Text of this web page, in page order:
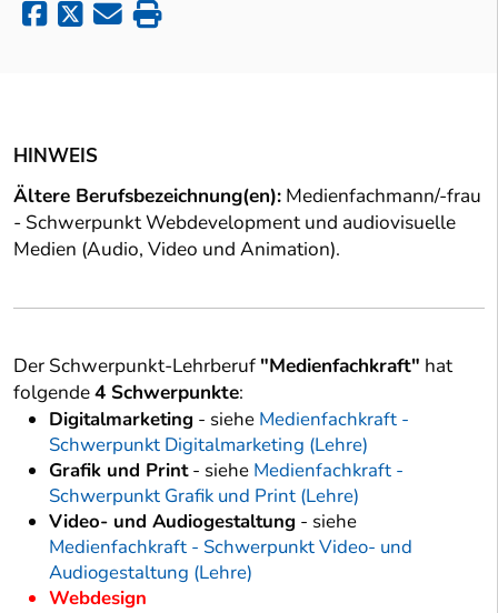
HINWEIS
Ältere Berufsbezeichnung(en): Medienfachmann/-frau
- Schwerpunkt Webdevelopment und audiovisuelle
Medien (Audio, Video und Animation).
Der Schwerpunkt-Lehrberuf "Medienfachkraft" hat
folgende4 Schwerpunkte:
Digitalmarketing - siehe Medienfachkraft -
Schwerpunkt Digitalmarketing (Lehre)
Grafik und Print- siehe Medienfachkraft -
Schwerpunkt Grafik und Print (Lehre)
Video- und Audiogestaltung - siehe
Medienfachkraft - Schwerpunkt Video- und
Audiogestaltung (Lehre)
Webdesign